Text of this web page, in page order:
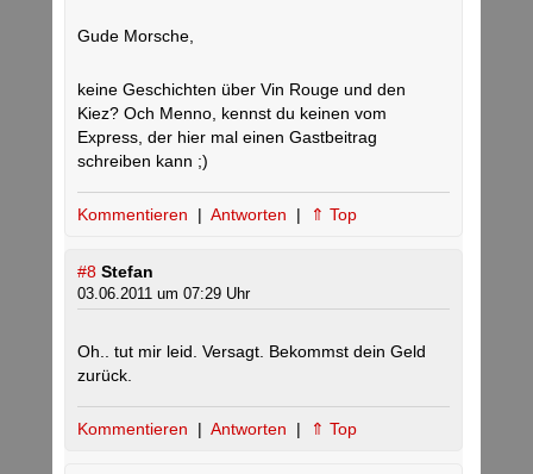
Gude Morsche,
keine Geschichten über Vin Rouge und den
Kiez? Och Menno, kennst du keinen vom
Express, der hier mal einen Gastbeitrag
schreiben kann ;)
Kommentieren | Antworten | ⇑ Top
#8 Stefan
03.06.2011 um 07:29 Uhr
Oh.. tut mir leid. Versagt. Bekommst dein Geld
zurück.
Kommentieren | Antworten | ⇑ Top